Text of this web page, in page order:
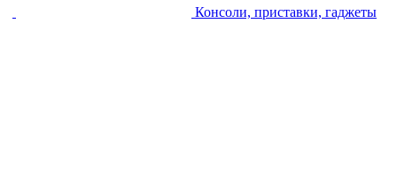
Консоли, приставки, гаджеты